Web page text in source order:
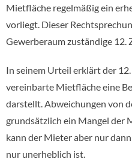
Mietfläche regelmäßig ein
vorliegt. Dieser
Gewerberaum zuständige 12.
In seinem Urteil erklärt der
vereinbarte Mietfläche eine
darstellt. Abweichungen von
grundsätzlich ein Mangel der
kann der Mieter aber nur
nur unerheblich ist.